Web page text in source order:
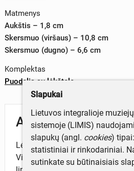
Matmenys
Aukštis – 1,8 cm
Skersmuo (viršaus) – 10,8 cm
Skersmuo (dugno) – 6,6 cm
Komplektas
Puodelis su lėkštele
Aprašymas
Lėkštelė apskrita, lygiais
Vidury apskritimas baltos
Slapukai
Lietuvos integralioje
sistemoje (LIMIS)
slapukų (angl. cookies)
statistiniai ir rinkodariniai.
sutinkate su būtinaisiais